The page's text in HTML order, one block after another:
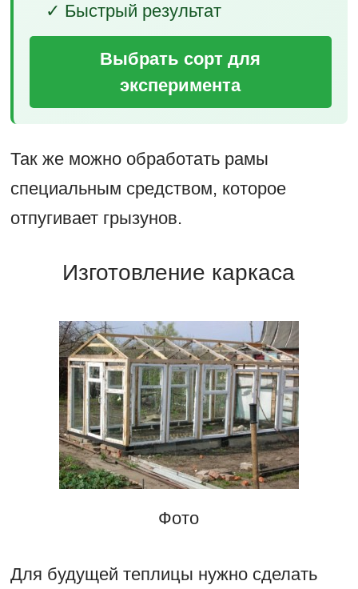
✓ Быстрый результат
Выбрать сорт для
эксперимента
Так же можно обработать рамы
специальным средством, которое
отпугивает грызунов.
Изготовление каркаса
Фото
Для будущей теплицы нужно сделать